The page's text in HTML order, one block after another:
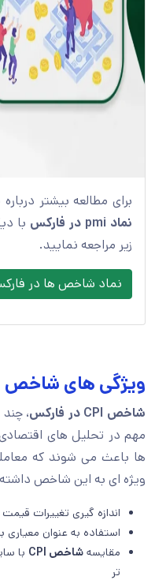
برای مطالعه بیشتر درباره
نماد pmi در فارکس
با
زیر مراجعه نمایید.
نماد شاخص ها در
ویژگی های شاخص CPI در فارکس
شاخص CPI در فارکس
،
مهم در تحلیل های
ها باعث می شوند که
ویژه ای به این شاخص داشته
اندازه گیری تغییرات
استفاده به عنوان
مقایسه شاخص CPI با
تر